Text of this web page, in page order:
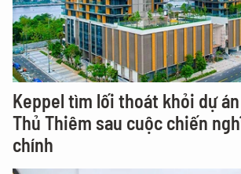
Keppel tìm lối thoát khỏi dự
Thủ Thiêm sau cuộc chiến
chính